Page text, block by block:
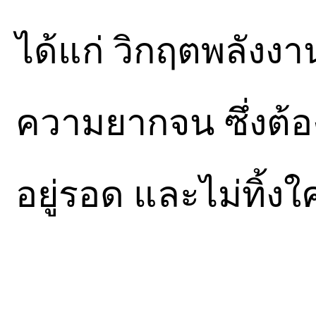
ได้แก่ วิกฤตพลังง
ความยากจน ซึ่งต้
อยู่รอด และไม่ทิ้งใ